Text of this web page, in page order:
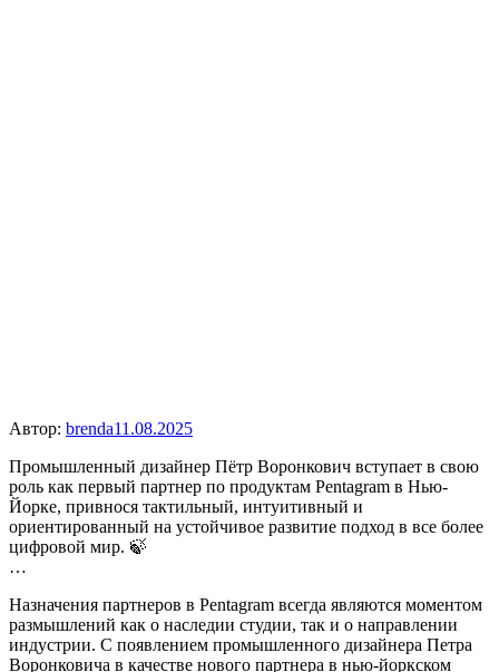
Автор: brenda11.08.2025
Промышленный дизайнер Пётр Воронкович вступает в свою
роль как первый партнер по продуктам Pentagram в Нью-
Йорке, привнося тактильный, интуитивный и
ориентированный на устойчивое развитие подход в все более
цифровой мир. 🍃
…
Назначения партнеров в Pentagram всегда являются моментом
размышлений как о наследии студии, так и о направлении
индустрии. С появлением промышленного дизайнера Петра
Воронковича в качестве нового партнера в нью-йоркском